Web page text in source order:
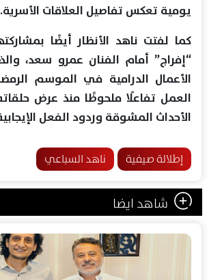
يومية تعكس تفاصيل العلاقات الأسرية.
كما لفتت ناهد الأنظار أيضًا
“إفراج” أمام الفنان عمرو سعد،
الأعمال الدرامية في الموسم
العمل تفاعلًا ملحوظًا منذ عرض
الأحداث المشوقة وردود الفعل
إطلالة صيفية ناهد السباعي
شاهد ايضا